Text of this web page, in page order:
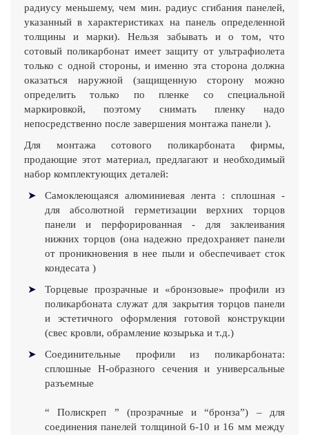
радиусу меньшему, чем мин. радиус сгибания панелей,
указанный в характеристиках на панель определенной
толщины и марки). Нельзя забывать и о том, что
сотовый поликарбонат имеет защиту от ультрафиолета
только с одной стороны, и именно эта сторона должна
оказаться наружной (защищенную сторону можно
определить только по пленке со специальной
маркировкой, поэтому снимать пленку надо
непосредственно после завершения монтажа панели ).
Для монтажа сотового поликарбоната фирмы,
продающие этот материал, предлагают и необходимый
набор комплектующих деталей:
Самоклеющаяся алюминиевая лента : сплошная -
для абсолютной герметизации верхних торцов
панели и перфорированная - для заклеивания
нижних торцов (она надежно предохраняет панели
от проникновения в нее пыли и обеспечивает сток
кондесата )
Торцевые прозрачные и «бронзовые» профили из
поликарбоната служат для закрытия торцов панели
и эстетичного оформления готовой конструкции
(свес кровли, обрамление козырька и т.д.)
Соединительные профили из поликарбоната:
сплошные Н-образного сечения и универсальные
разъемные
“ Полискреп ” (прозрачные и “бронза”) – для
соединения панелей толщиной 6-10 и 16 мм между